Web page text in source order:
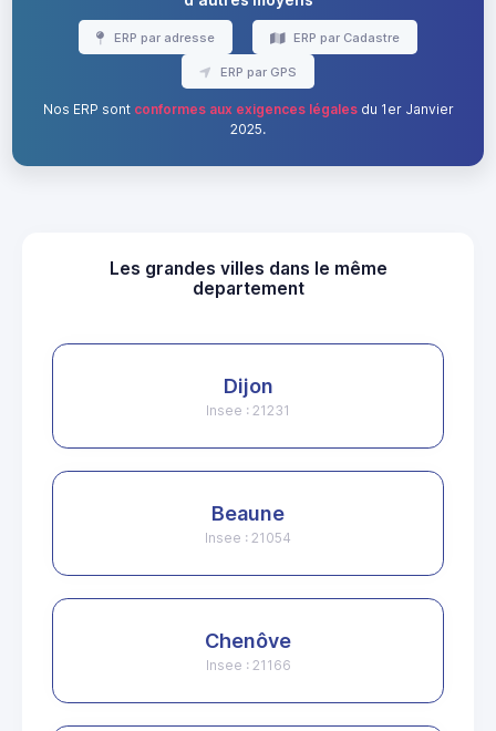
ERP par adresse ERP par Cadastre
ERP par GPS
Nos ERP sont conformes aux exigences légalesdu 1er Janvier
2025.
Les grandes villes dans le même
departement
Dijon
Insee : 21231
Beaune
Insee : 21054
Chenôve
Insee : 21166